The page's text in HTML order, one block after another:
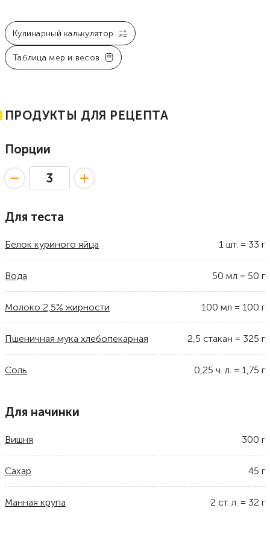
Кулинарный калькулятор
Таблица мер и весов
ПРОДУКТЫ ДЛЯ РЕЦЕПТА
Порции
Для теста
Белок куриного яйца 1 шт. = 33 г
Вода 50 мл = 50 г
Молоко 2,5% жирности 100 мл = 100 г
Пшеничная мука хлебопекарная 2,5 стакан = 325 г
Соль 0,25 ч. л. = 1,75 г
Для начинки
Вишня 300 г
Сахар 45 г
Манная крупа 2 ст. л. = 32 г